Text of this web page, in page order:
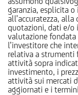
garanzia, esplicita
all’accuratezza,
quotazioni, dati e/o
valutazione
l’investitore che
relativa a strumenti
attività sopra
investimento, i
attività sui mercati
aggiornati e i